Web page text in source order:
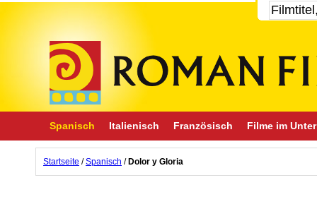
Spanisch Italienisch Französisch Filme im
Startseite /Spanisch / Dolor y Gloria